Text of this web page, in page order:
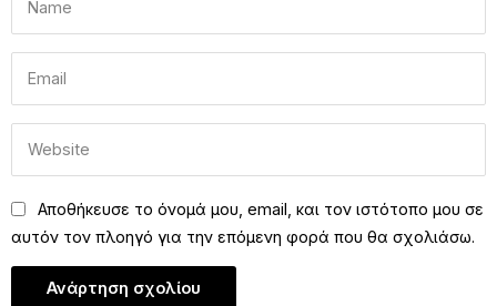
Αποθήκευσε το όνομά μου, email, και τον ιστότοπο μου σε
αυτόν τον πλοηγό για την επόμενη φορά που θα σχολιάσω.